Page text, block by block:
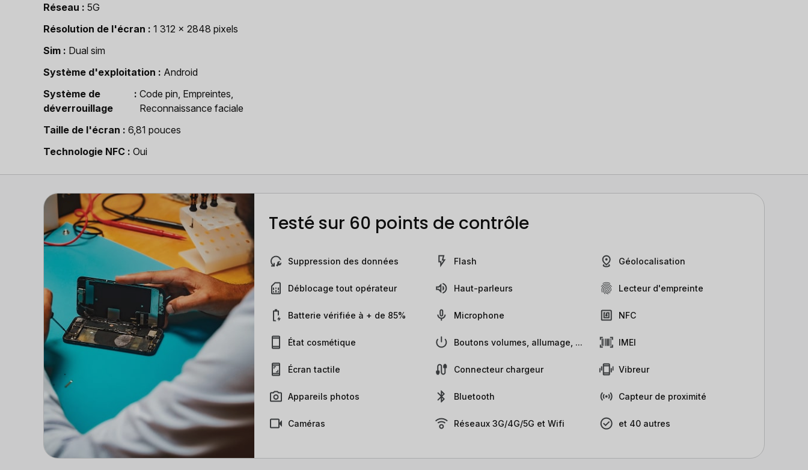
Réseau
5G
Résolution de l'écran
1 312 x 2848 pixels
Sim
Dual sim
Système d'exploitation
Android
Système de
déverrouillage
Code pin, Empreintes,
Reconnaissance faciale
Taille de l'écran
6,81 pouces
Technologie NFC
Oui
Testé sur 60 points de contrôle
Suppression des données
Déblocage tout opérateur
Batterie vérifiée à + de 85%
État cosmétique
Écran tactile
Appareils photos
Caméras
Flash
Haut-parleurs
Microphone
Boutons volumes, allumage, ...
Connecteur chargeur
Bluetooth
Réseaux 3G/4G/5G et Wifi
Géolocalisation
Lecteur d'empreinte
NFC
IMEI
Vibreur
Capteur de proximité
et 40 autres